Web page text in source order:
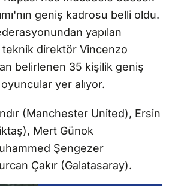
geniş kadrosu belli oldu.
yapılan
teknik direktör Vincenzo
belirlenen 35 kişilik geniş
yer alıyor.
(Manchester United), Ersin
Mert Günok
Şengezer
Çakır (Galatasaray).